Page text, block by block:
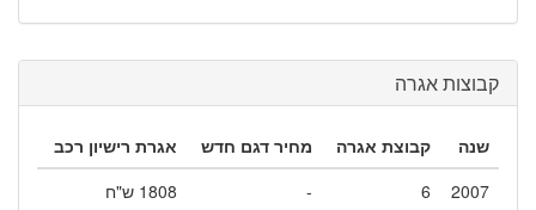
קבוצות אגרה
שנה קבוצת אגרה מחיר דגם חדש
אגרת רישיון רכב
2007
6
- 1808 ש"ח